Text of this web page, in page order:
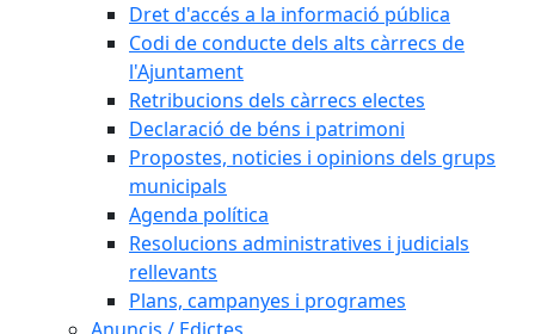
Dret d'accés a la informació pública
Codi de conducte dels alts càrrecs de
l'Ajuntament
Retribucions dels càrrecs electes
Declaració de béns i patrimoni
Propostes, noticies i opinions dels grups
municipals
Agenda política
Resolucions administratives i judicials
rellevants
Plans, campanyes i programes